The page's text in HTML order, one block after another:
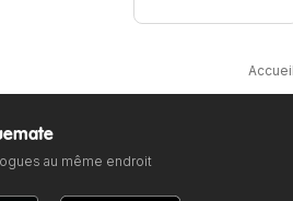
Accueil
au même endroit